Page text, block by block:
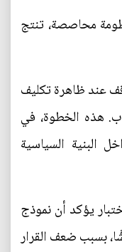
محاصصة، تنتج
عند ظاهرة تكليف
هذه الخطوة، في
البنية السياسية
يؤكد أن نموذج
بسبب ضعف القرار